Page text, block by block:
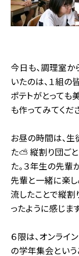
今日も、調理室
いたのは、１組の
ポテトがとっても
も作ってみてくだ
お昼の時間は、生
た⛅ 縦割り団ご
た。３年生の先輩
先輩と一緒に楽
流したことで縦割
ったように感じます
６限は、オンライ
の学年集会という